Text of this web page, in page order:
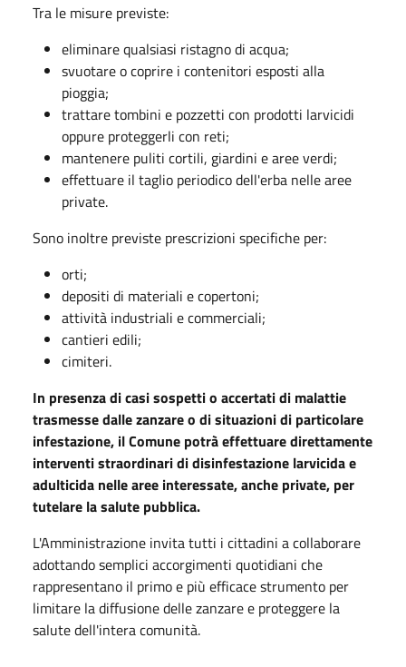
Tra le misure previste:
eliminare qualsiasi ristagno di acqua;
svuotare o coprire i contenitori esposti alla
pioggia;
trattare tombini e pozzetti con prodotti larvicidi
oppure proteggerli con reti;
mantenere puliti cortili, giardini e aree verdi;
effettuare il taglio periodico dell'erba nelle aree
private.
Sono inoltre previste prescrizioni specifiche per:
orti;
depositi di materiali e copertoni;
attività industriali e commerciali;
cantieri edili;
cimiteri.
In presenza di casi sospetti o accertati di malattie
trasmesse dalle zanzare o di situazioni di particolare
infestazione, il Comune potrà effettuare direttamente
interventi straordinari di disinfestazione larvicida e
adulticida nelle aree interessate, anche private, per
tutelare la salute pubblica.
L'Amministrazione invita tutti i cittadini a collaborare
adottando semplici accorgimenti quotidiani che
rappresentano il primo e più efficace strumento per
limitare la diffusione delle zanzare e proteggere la
salute dell'intera comunità.